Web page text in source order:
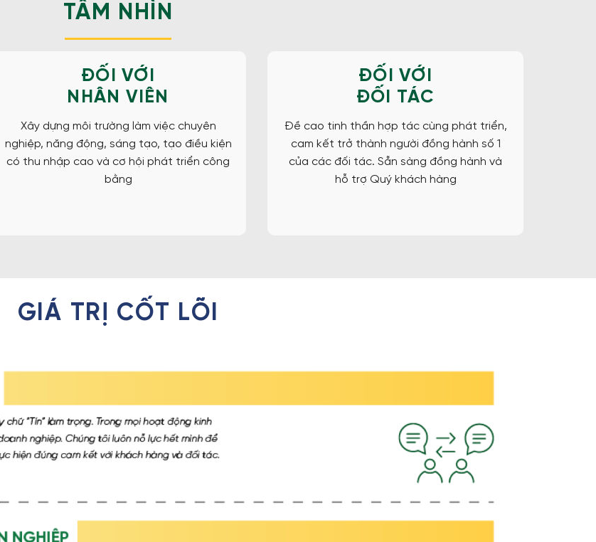
TẦM NHÌN
ĐỐI VỚI
NHÂN VIÊN
Xây dựng môi trường làm việc chuyên
nghiệp, năng động, sáng tạo, tạo điều kiện
có thu nhập cao và cơ hội phát triển công
bằng
ĐỐI VỚI
ĐỐI TÁC
Đề cao tinh thần hợp tác cùng phát triển,
cam kết trở thành người đồng hành số 1
của các đối tác. Sẵn sàng đồng hành và
hỗ trợ Quý khách hàng
GIÁ TRỊ CỐT LÕI